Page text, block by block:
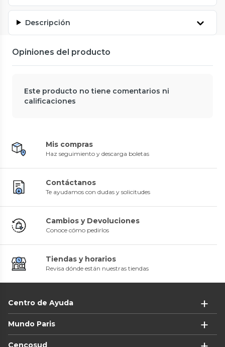
Descripción
Opiniones del producto
Este producto no tiene comentarios ni
calificaciones
Mis compras
Haz seguimiento y descarga boletas
Contáctanos
Te ayudamos con dudas y solicitudes
Cambios y Devoluciones
Conoce cómo pedirlos
Tiendas y horarios
Revisa dónde están nuestras tiendas
Centro de Ayuda
Mundo Paris
Cencosud